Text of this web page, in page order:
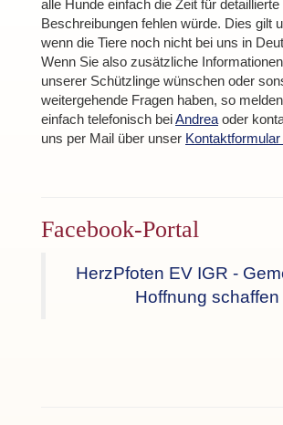
alle Hunde einfach die Zeit für detaillierte
Beschreibungen fehlen würde. Dies gilt
wenn die Tiere noch nicht bei uns in
Wenn Sie also zusätzliche
unserer Schützlinge wünschen oder
weitergehende Fragen haben, so
einfach telefonisch beiAndrea oder
uns per Mail über unser Kontaktformular
Facebook-Portal
HerzPfoten EV IGR -
Hoffnung schaffen